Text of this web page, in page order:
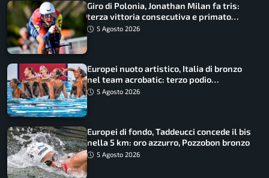
Giro di Polonia, Jonathan Milan fa tris:
terza vittoria consecutiva e primato
rafforzato
5 Agosto 2026
Europei nuoto artistico, Italia di bronzo
nel team acrobatic: terzo podio
consecutivo
5 Agosto 2026
Europei di fondo, Taddeucci concede il bis
nella 5 km: oro azzurro, Pozzobon bronzo
5 Agosto 2026